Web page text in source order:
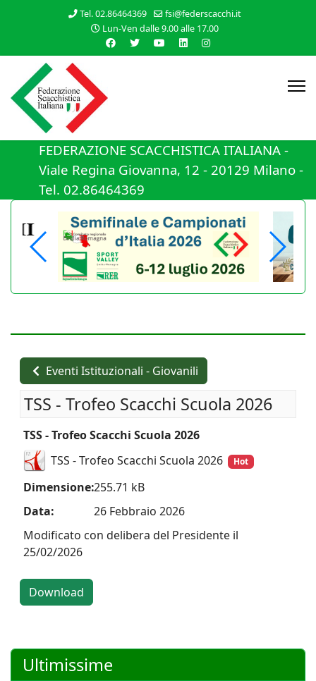
Tel. 02.86464369
fsi@federscacchi.it
Lun-Ven dalle 9.00 alle 17.00
FEDERAZIONE SCACCHISTICA ITALIANA -
Viale Regina Giovanna, 12 - 20129 Milano -
Tel. 02.86464369
Eventi Istituzionali - Giovanili
TSS - Trofeo Scacchi Scuola 2026
TSS - Trofeo Scacchi Scuola 2026
TSS - Trofeo Scacchi Scuola 2026
Hot
Dimensione:255.71 kB
Data:
26 Febbraio 2026
Modificato con delibera del Presidente il
25/02/2026
Ultimissime